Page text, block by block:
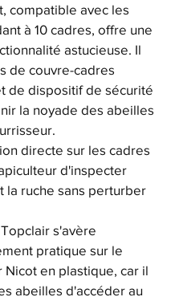
compatible avec les
à 10 cadres, offre une
astucieuse. Il
de couvre-cadres
de dispositif de sécurité
la noyade des abeilles
directe sur les cadres
d'inspecter
la ruche sans perturber
s'avère
pratique sur le
Nicot en plastique, car il
abeilles d'accéder au